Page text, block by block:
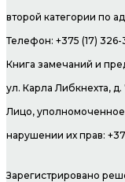
второй категории по
Телефон: +375 (17)
Книга замечаний и
ул. Карла Либкнехта, д.
Лицо,
нарушении их прав:
Зарегистрировано